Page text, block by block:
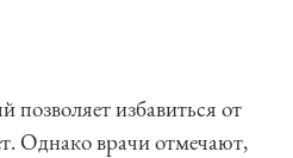
позволяет избавиться от
Однако врачи отмечают,